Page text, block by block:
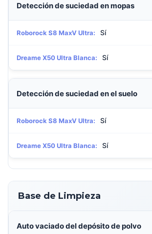
Detección de suciedad en mopas
Roborock S8 MaxV Ultra: Sí
Dreame X50 Ultra Blanca: Sí
Detección de suciedad en el suelo
Roborock S8 MaxV Ultra: Sí
Dreame X50 Ultra Blanca: Sí
Base de Limpieza
Auto vaciado del depósito de polvo